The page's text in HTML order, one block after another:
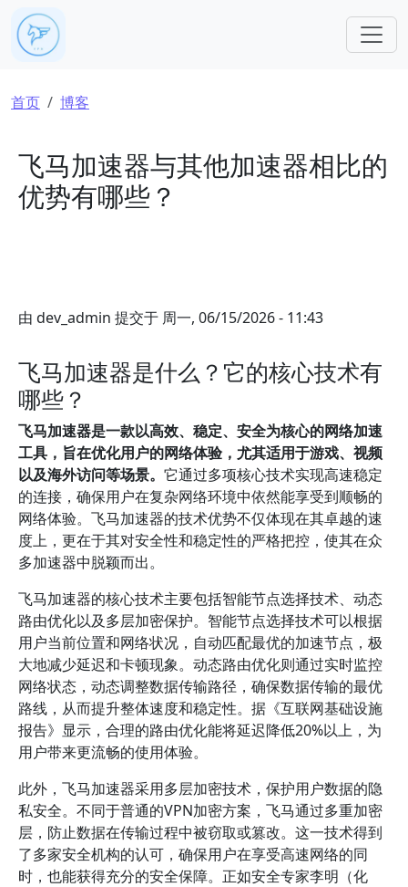
跳转到主要内容
面包屑
首页 博客
飞马加速器与其他加速器相比的
优势有哪些？
由 dev_admin 提交于 周一, 06/15/2026 - 11:43
飞马加速器是什么？它的核心技术有
哪些？
飞马加速器是一款以高效、稳定、安全为核心的网络加速
工具，旨在优化用户的网络体验，尤其适用于游戏、视频
以及海外访问等场景。 它通过多项核心技术实现高速稳定
的连接，确保用户在复杂网络环境中依然能享受到顺畅的
网络体验。飞马加速器的技术优势不仅体现在其卓越的速
度上，更在于其对安全性和稳定性的严格把控，使其在众
多加速器中脱颖而出。
飞马加速器的核心技术主要包括智能节点选择技术、动态
路由优化以及多层加密保护。智能节点选择技术可以根据
用户当前位置和网络状况，自动匹配最优的加速节点，极
大地减少延迟和卡顿现象。动态路由优化则通过实时监控
网络状态，动态调整数据传输路径，确保数据传输的最优
路线，从而提升整体速度和稳定性。据《互联网基础设施
报告》显示，合理的路由优化能将延迟降低20%以上，为
用户带来更流畅的使用体验。
此外，飞马加速器采用多层加密技术，保护用户数据的隐
私安全。不同于普通的VPN加密方案，飞马通过多重加密
层，防止数据在传输过程中被窃取或篡改。这一技术得到
了多家安全机构的认可，确保用户在享受高速网络的同
时，也能获得充分的安全保障。正如安全专家李明（化